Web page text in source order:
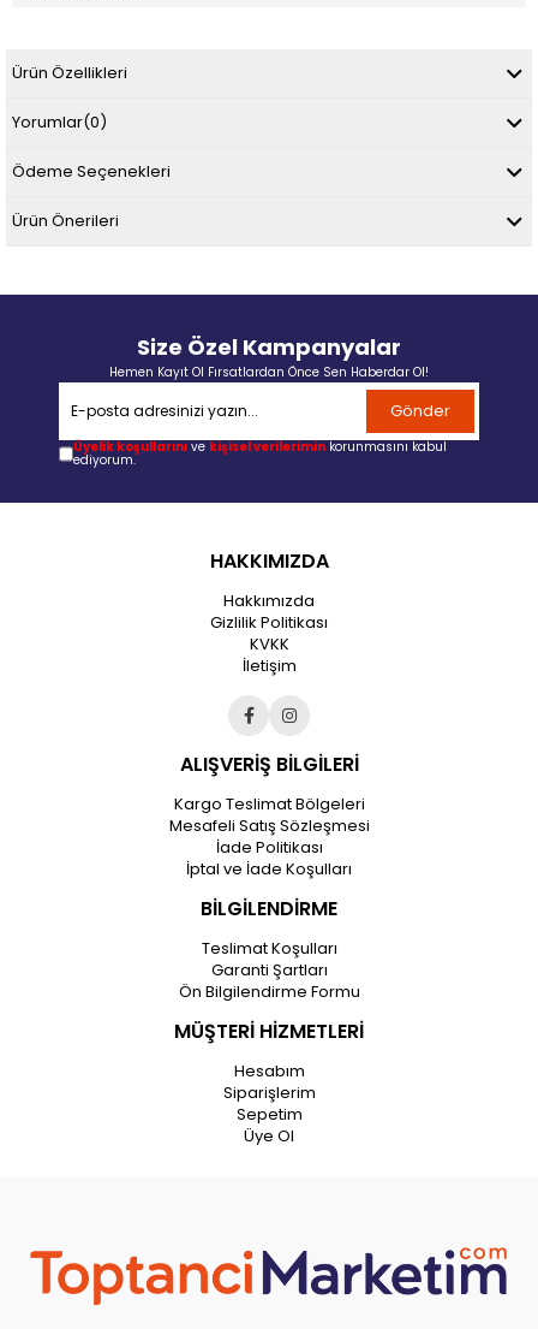
Ürün Özellikleri
Yorumlar(0)
Ödeme Seçenekleri
Ürün Önerileri
Size Özel Kampanyalar
Hemen Kayıt Ol Fırsatlardan Önce Sen Haberdar Ol!
Gönder
Üyelik koşullarını ve kişisel verilerimin korunmasını kabul
ediyorum.
HAKKIMIZDA
Hakkımızda
Gizlilik Politikası
KVKK
İletişim
ALIŞVERİŞ BİLGİLERİ
Kargo Teslimat Bölgeleri
Mesafeli Satış Sözleşmesi
İade Politikası
İptal ve İade Koşulları
BİLGİLENDİRME
Teslimat Koşulları
Garanti Şartları
Ön Bilgilendirme Formu
MÜŞTERİ HİZMETLERİ
Hesabım
Siparişlerim
Sepetim
Üye Ol